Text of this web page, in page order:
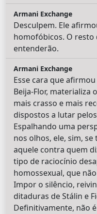
Armani Exchange
Desculpem. Ele
homofóbicos. O resto
entenderão.
Armani Exchange
Esse cara que
Beija-Flor, materializa
mais crasso e mais
dispostos a lutar
Espalhando uma
nos olhos, ele, sim,
aquele contra quem
tipo de raciocínio
homossexual, que
Impor o silêncio,
ditaduras de Stálin e
Definitivamente, não